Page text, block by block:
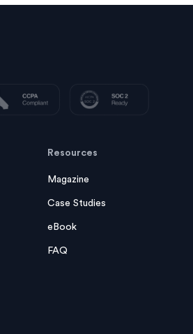
Resources
Magazine
Case Studies
eBook
FAQ